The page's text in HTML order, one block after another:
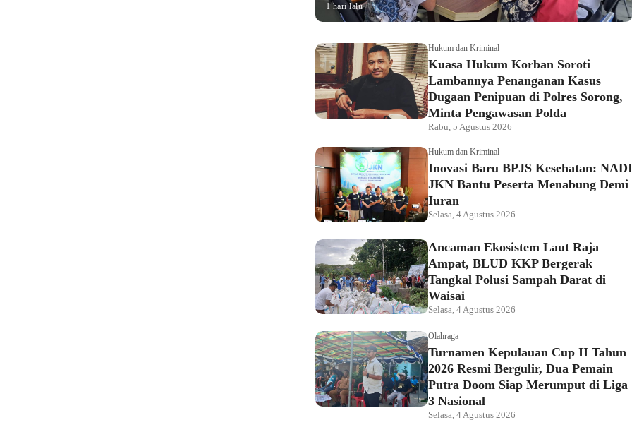
1 hari lalu
Hukum dan Kriminal
Kuasa Hukum Korban Soroti
Lambannya Penanganan Kasus
Dugaan Penipuan di Polres Sorong,
Minta Pengawasan Polda
Rabu, 5 Agustus 2026
Hukum dan Kriminal
Inovasi Baru BPJS Kesehatan: NADI
JKN Bantu Peserta Menabung Demi
Iuran
Selasa, 4 Agustus 2026
Ancaman Ekosistem Laut Raja
Ampat, BLUD KKP Bergerak
Tangkal Polusi Sampah Darat di
Waisai
Selasa, 4 Agustus 2026
Olahraga
Turnamen Kepulauan Cup II Tahun
2026 Resmi Bergulir, Dua Pemain
Putra Doom Siap Merumput di Liga
3 Nasional
Selasa, 4 Agustus 2026